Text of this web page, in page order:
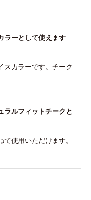
ラーとして使えます
スカラーです。チーク
ラルフィットチークと
使用いただけます。